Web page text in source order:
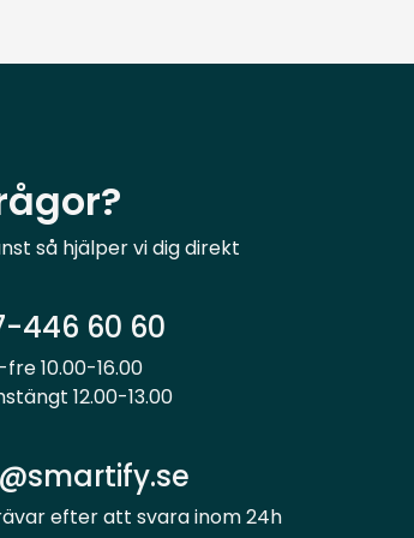
så hjälper vi dig direkt
446 60 60
10.00-16.00
12.00-13.00
efter att svara inom 24h